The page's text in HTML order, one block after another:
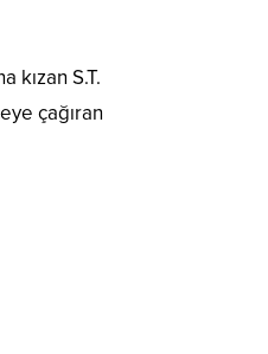
kızan S.T.
çağıran